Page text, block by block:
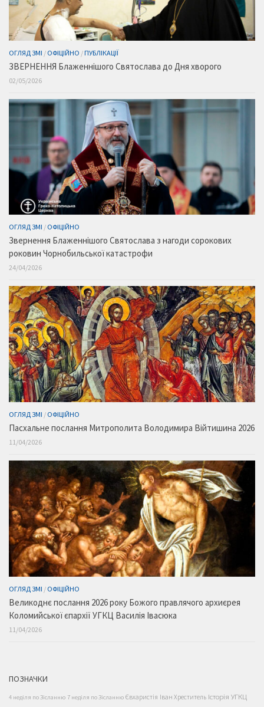
ОГЛЯД ЗМІ / ОФІЦІЙНО /ПУБЛІКАЦІЇ
ЗВЕРНЕННЯ Блаженнішого Святослава до Дня хворого
02/05/2026
ОГЛЯД ЗМІ / ОФІЦІЙНО
Звернення Блаженнішого Святослава з нагоди сорокових
роковин Чорнобильської катастрофи
24/04/2026
ОГЛЯД ЗМІ / ОФІЦІЙНО
Пасхальне послання Митрополита Володимира Війтишина 2026
11/04/2026
ОГЛЯД ЗМІ / ОФІЦІЙНО
Великоднє послання 2026 року Божого правлячого архиєрея
Коломийської єпархії УГКЦ Василія Івасюка
11/04/2026
ПОЗНАЧКИ
4 неділя по Зісланню 7 неділя по Зісланню Євхаристія Іван Хреститель Історія УГКЦ